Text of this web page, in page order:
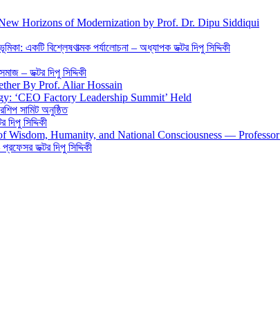
Horizons of Modernization by Prof. Dr. Dipu Siddiqui
একটি বিশ্লেষণাত্মক পর্যালোচনা – অধ্যাপক ডক্টর দিপু সিদ্দিকী
– ডক্টর দিপু সিদ্দিকী
By Prof. Aliar Hossain
‘CEO Factory Leadership Summit’ Held
সামিট অনুষ্ঠিত
সিদ্দিকী
Wisdom, Humanity, and National Consciousness —
ডক্টর দিপু সিদ্দিকী